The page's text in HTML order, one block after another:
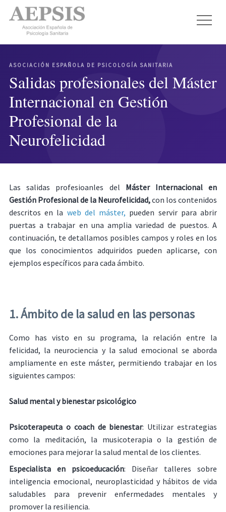
ASOCIACIÓN ESPAÑOLA DE PSICOLOGÍA SANITARIA
Salidas profesionales del Máster
Internacional en Gestión
Profesional de la
Neurofelicidad
Las salidas profesioanles del Máster Internacional en
Gestión Profesional de la Neurofelicidad,con los contenidos
descritos en la web del máster, pueden servir para abrir
puertas a trabajar en una amplia variedad de puestos. A
continuación, te detallamos posibles campos y roles en los
que los conocimientos adquiridos pueden aplicarse, con
ejemplos específicos para cada ámbito.
1. Ámbito de la salud en las personas
Como has visto en su programa, la relación entre la
felicidad, la neurociencia y la salud emocional se aborda
ampliamente en este máster, permitiendo trabajar en los
siguientes campos:
Salud mental y bienestar psicológico
Psicoterapeuta o coach de bienestar: Utilizar estrategias
como la meditación, la musicoterapia o la gestión de
emociones para mejorar la salud mental de los clientes.
Especialista en psicoeducación: Diseñar talleres sobre
inteligencia emocional, neuroplasticidad y hábitos de vida
saludables para prevenir enfermedades mentales y
promover la resiliencia.